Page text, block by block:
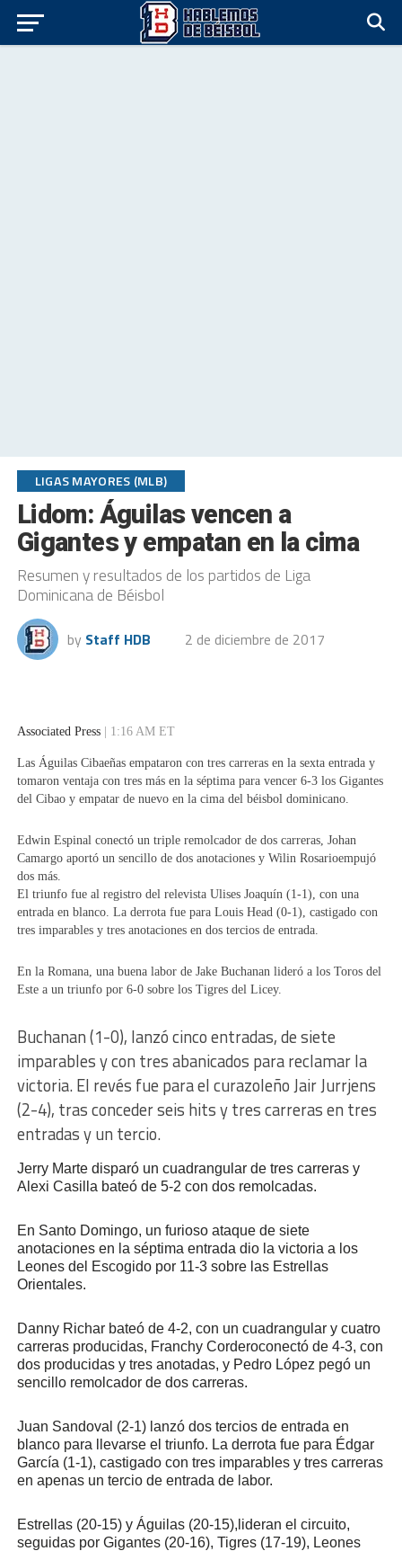
LIGAS MAYORES (MLB)
Lidom: Águilas vencen a
Gigantes y empatan en la cima
Resumen y resultados de los partidos de Liga
Dominicana de Béisbol
by Staff HDB 2 de diciembre de 2017
Associated Press 1:16 AM ET
Las Águilas Cibaeñas empataron con tres carreras en la sexta entrada y
tomaron ventaja con tres más en la séptima para vencer 6-3 los Gigantes
del Cibao y empatar de nuevo en la cima del béisbol dominicano.
Edwin Espinal conectó un triple remolcador de dos carreras, Johan
Camargo aportó un sencillo de dos anotaciones y Wilin Rosarioempujó
dos más.
El triunfo fue al registro del relevista Ulises Joaquín (1-1), con una
entrada en blanco. La derrota fue para Louis Head (0-1), castigado con
tres imparables y tres anotaciones en dos tercios de entrada.
En la Romana, una buena labor de Jake Buchanan lideró a los Toros del
Este a un triunfo por 6-0 sobre los Tigres del Licey.
Buchanan (1-0), lanzó cinco entradas, de siete
imparables y con tres abanicados para reclamar la
victoria. El revés fue para el curazoleñoJair Jurrjens
(2-4), tras conceder seis hits y tres carreras en tres
entradas y un tercio.
Jerry Marte disparó un cuadrangular de tres carreras y
Alexi Casilla bateó de 5-2 con dos remolcadas.
En Santo Domingo, un furioso ataque de siete
anotaciones en la séptima entrada dio la victoria a los
Leones del Escogido por 11-3 sobre las Estrellas
Orientales.
Danny Richar bateó de 4-2, con un cuadrangular y cuatro
carreras producidas, Franchy Corderoconectó de 4-3, con
dos producidas y tres anotadas, y Pedro López pegó un
sencillo remolcador de dos carreras.
Juan Sandoval (2-1) lanzó dos tercios de entrada en
blanco para llevarse el triunfo. La derrota fue para Édgar
García (1-1), castigado con tres imparables y tres carreras
en apenas un tercio de entrada de labor.
Estrellas (20-15) y Águilas (20-15),lideran el circuito,
seguidas por Gigantes (20-16), Tigres (17-19), Leones